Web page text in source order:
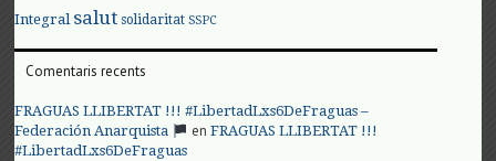
Integral salut solidaritat SSPC
Comentaris recents
FRAGUAS LLIBERTAT !!! #LibertadLxs6DeFraguas –
Federación Anarquista
enFRAGUAS LLIBERTAT !!!
#LibertadLxs6DeFraguas